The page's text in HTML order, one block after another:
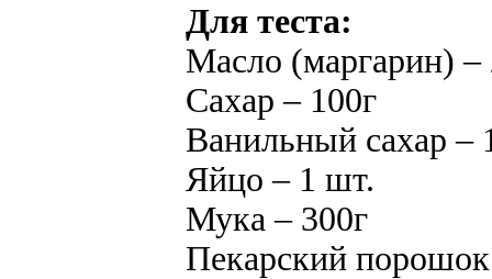
Для теста:
Масло (маргарин) –
Сахар – 100г
Ванильный сахар –
Яйцо – 1 шт.
Мука – 300г
Пекарский порошок